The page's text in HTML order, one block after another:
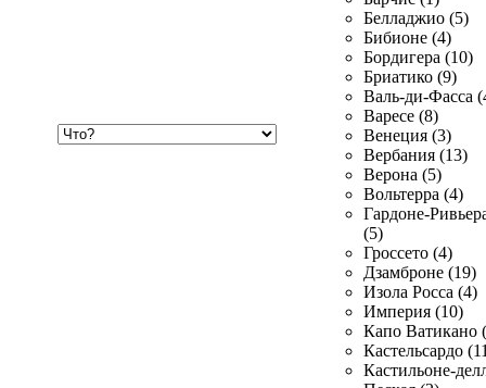
Белладжио (5)
Бибионе (4)
Бордигера (10)
Бриатико (9)
Валь-ди-Фасса
Варесе (8)
Венеция (3)
Вербания (13)
Верона (5)
Вольтерра (4)
Гардоне-
(5)
Гроссето (4)
Дзамброне (19)
Изола Росса (4)
Империя (10)
Капо Ватикано
Кастельсардо
Кастильоне-